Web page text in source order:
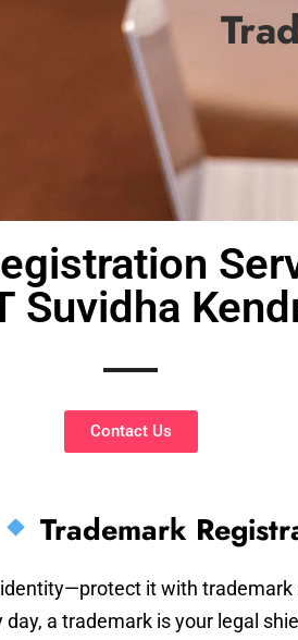
Suvidha
Contact Us
Trademark
identity—protect it with
day, a trademark is your legal